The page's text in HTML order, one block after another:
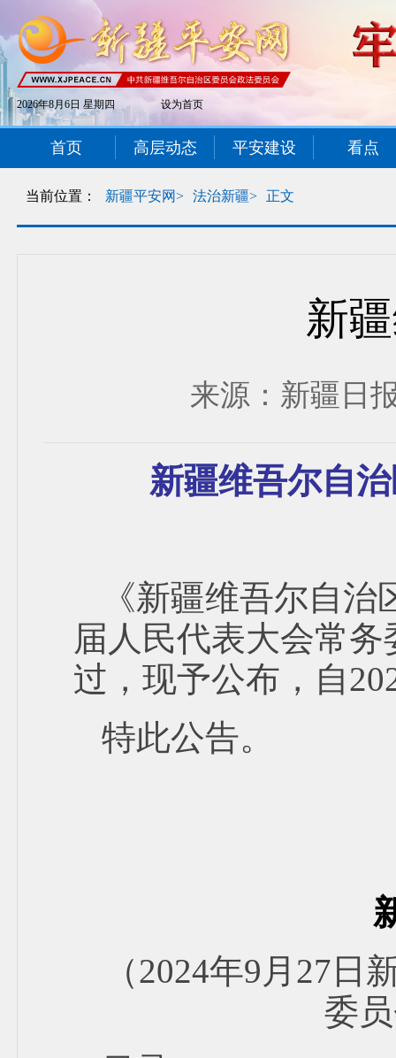
2026年8月6日 星期四 设为首页
首页 高层动态 平安建设 看点
当前位置： 新疆平安网> 法治新疆> 正文
新
来源：新疆日
新疆维吾尔自
《新疆维吾尔自
届人民代表大会常
过，现予公布，自
特此公告。
（2024年9月27
委